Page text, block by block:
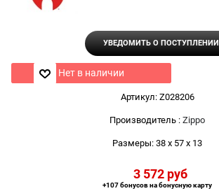
УВЕДОМИТЬ О ПОСТУПЛЕНИИ
Нет в наличии
Артикул: Z028206
Производитель : Zippo
Размеры: 38 x 57 x 13
3 572 руб
+107 бонусов на бонусную карту